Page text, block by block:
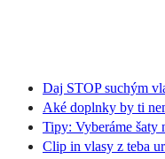
Daj STOP suchým
Aké doplnky by ti
Tipy: Vyberáme šaty
Clip in vlasy z teba